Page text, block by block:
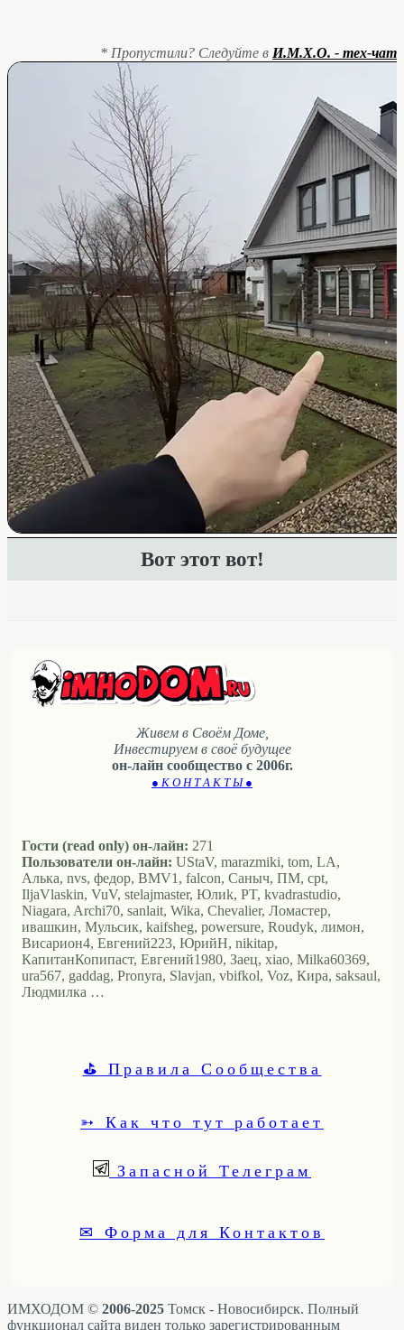
* Пропустили? Следуйте в И.М.Х.О. - тех-чат
Вот этот вот!
Живем в Своём Доме,
Инвестируем в своё будущее
он-лайн сообщество с 2006г.
● К О Н Т А К Т Ы ●
Гости (read only) он-лайн: 271
Пользователи он-лайн: UStaV, marazmiki, tom, LA,
Алька, nvs, федор, BMV1, falcon, Саныч, ПМ, cpt,
IljaVlaskin, VuV, stelajmaster, Юлиk, PT, kvadrastudio,
Niagara, Archi70, sanlait, Wika, Chevalier, Ломастер,
ивашкин, Мульсик, kaifsheg, powersure, Roudyk, лимон,
Висариoн4, Евгений223, ЮрийН, nikitap,
КапитанКопипаст, Евгений1980, Заец, xiao, Milka60369,
ura567, gaddag, Pronyra, Slavjan, vbifkol, Voz, Кира, saksaul,
Людмилка …
⛳ Правила Сообщества
➳ Как что тут работает
Запасной Телеграм
✉ Форма для Контактов
ИМХОДОМ © 2006-2025 Томск - Новосибирск. Полный
функционал сайта виден только зарегистрированным